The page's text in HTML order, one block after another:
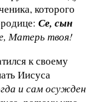
которого
Се, сын
Матерь твоя!
к своему
Иисуса
и сам осужден